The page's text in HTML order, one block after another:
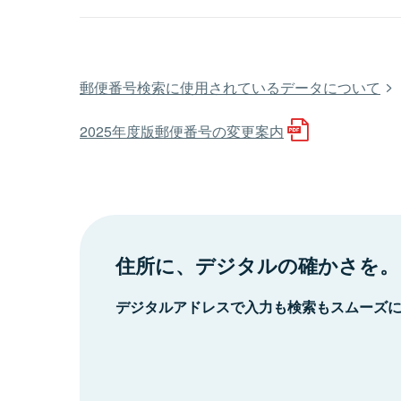
郵便番号検索に使用されているデータについて
2025年度版郵便番号の変更案内
住所に、デジタルの確かさを。
デジタルアドレスで入力も検索もスムーズ